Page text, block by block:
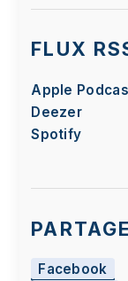
FLUX
Apple
Deezer
Spotify
Facebook